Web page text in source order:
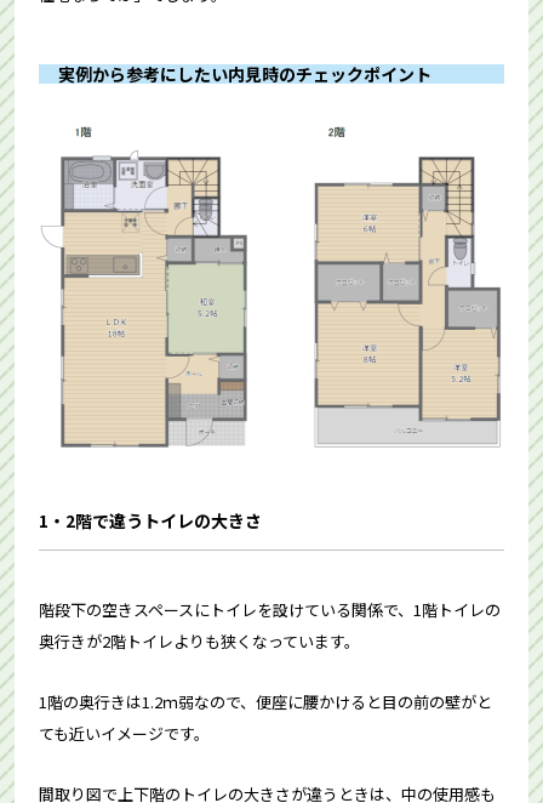
実例から参考にしたい内見時のチェックポイント
1・2階で違うトイレの大きさ
階段下の空きスペースにトイレを設けている関係で、1階トイレの
奥行きが2階トイレよりも狭くなっています。
1階の奥行きは1.2ｍ弱なので、便座に腰かけると目の前の壁がと
ても近いイメージです。
間取り図で上下階のトイレの大きさが違うときは、中の使用感も